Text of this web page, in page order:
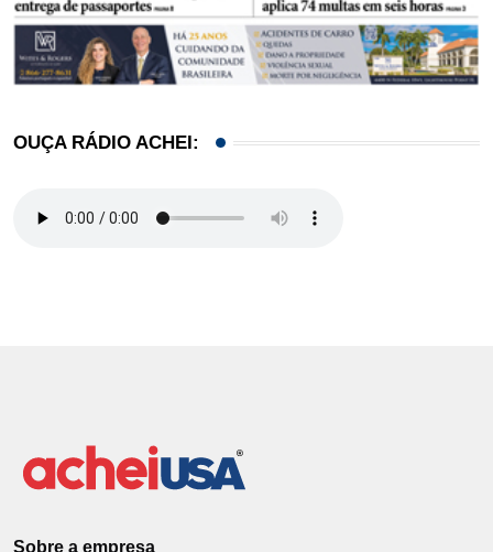
OUÇA RÁDIO ACHEI:
Sobre a empresa